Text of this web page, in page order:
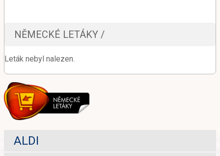
NĚMECKÉ LETÁKY /
Leták nebyl nalezen.
ALDI